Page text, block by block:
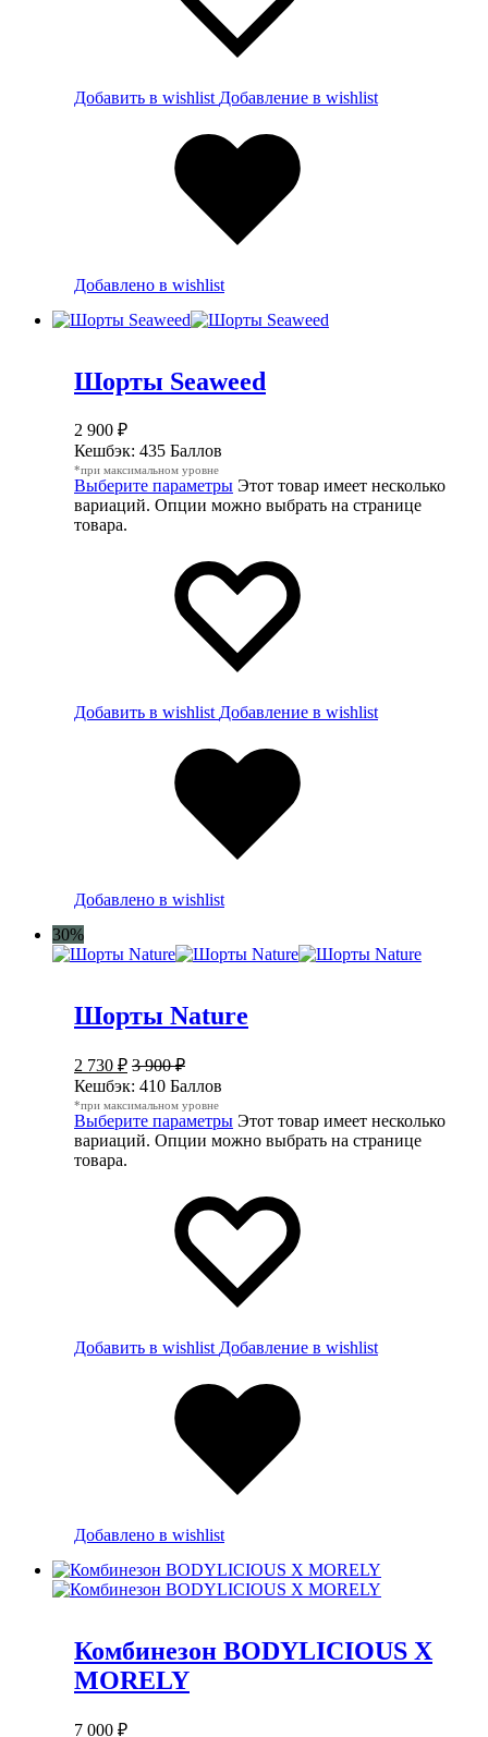
Добавить в wishlist Добавление в wishlist
Добавлено в wishlist
Шорты Seaweed
2 900 ₽
Кешбэк: 435 Баллов
*при максимальном уровне
Выберите параметры Этот товар имеет несколько
вариаций. Опции можно выбрать на странице
товара.
Добавить в wishlist Добавление в wishlist
Добавлено в wishlist
30%
Шорты Nature
2 730 ₽ 3 900₽
Кешбэк: 410 Баллов
*при максимальном уровне
Выберите параметры Этот товар имеет несколько
вариаций. Опции можно выбрать на странице
товара.
Добавить в wishlist Добавление в wishlist
Добавлено в wishlist
Комбинезон BODYLICIOUS X
MORELY
7 000 ₽